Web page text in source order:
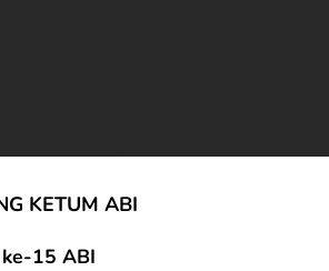
KETUM ABI
15 ABI